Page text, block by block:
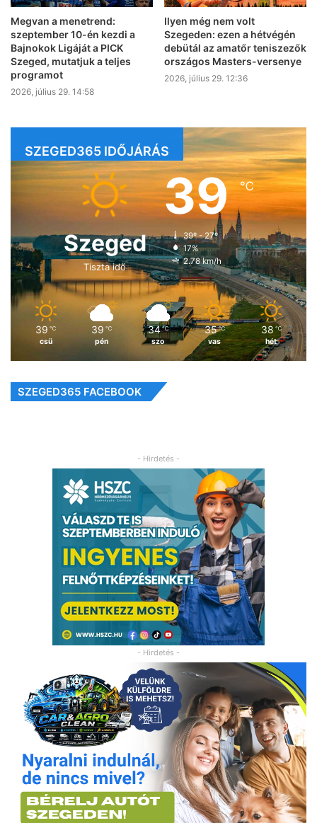
Megvan a menetrend:
szeptember 10-én kezdi a
Bajnokok Ligáját a PICK
Szeged, mutatjuk a teljes
programot
2026, július 29. 14:58
Ilyen még nem volt
Szegeden: ezen a hétvégén
debütál az amatőr teniszezők
országos Masters-versenye
2026, július 29. 12:36
SZEGED365 IDŐJÁRÁS
Szeged
Tiszta idő
39℃
39º - 27º
17%
2.78 km/h
39 ℃
csü
39 ℃
pén
34 ℃
szo
35 ℃
vas
38 ℃
hét
SZEGED365 FACEBOOK
- Hirdetés -
- Hirdetés -